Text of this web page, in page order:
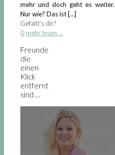
mehr und doch geht es weiter.
Nur wie? Das ist […]
Gefällt's dir?
0 mehr lesen ...
Freunde
die
einen
Klick
entfernt
sind …